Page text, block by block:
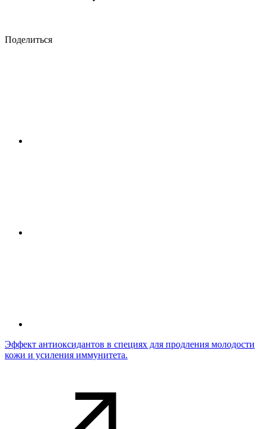
Поделиться
Эффект антиоксидантов в специях для продления молодости
кожи и усиления иммунитета.